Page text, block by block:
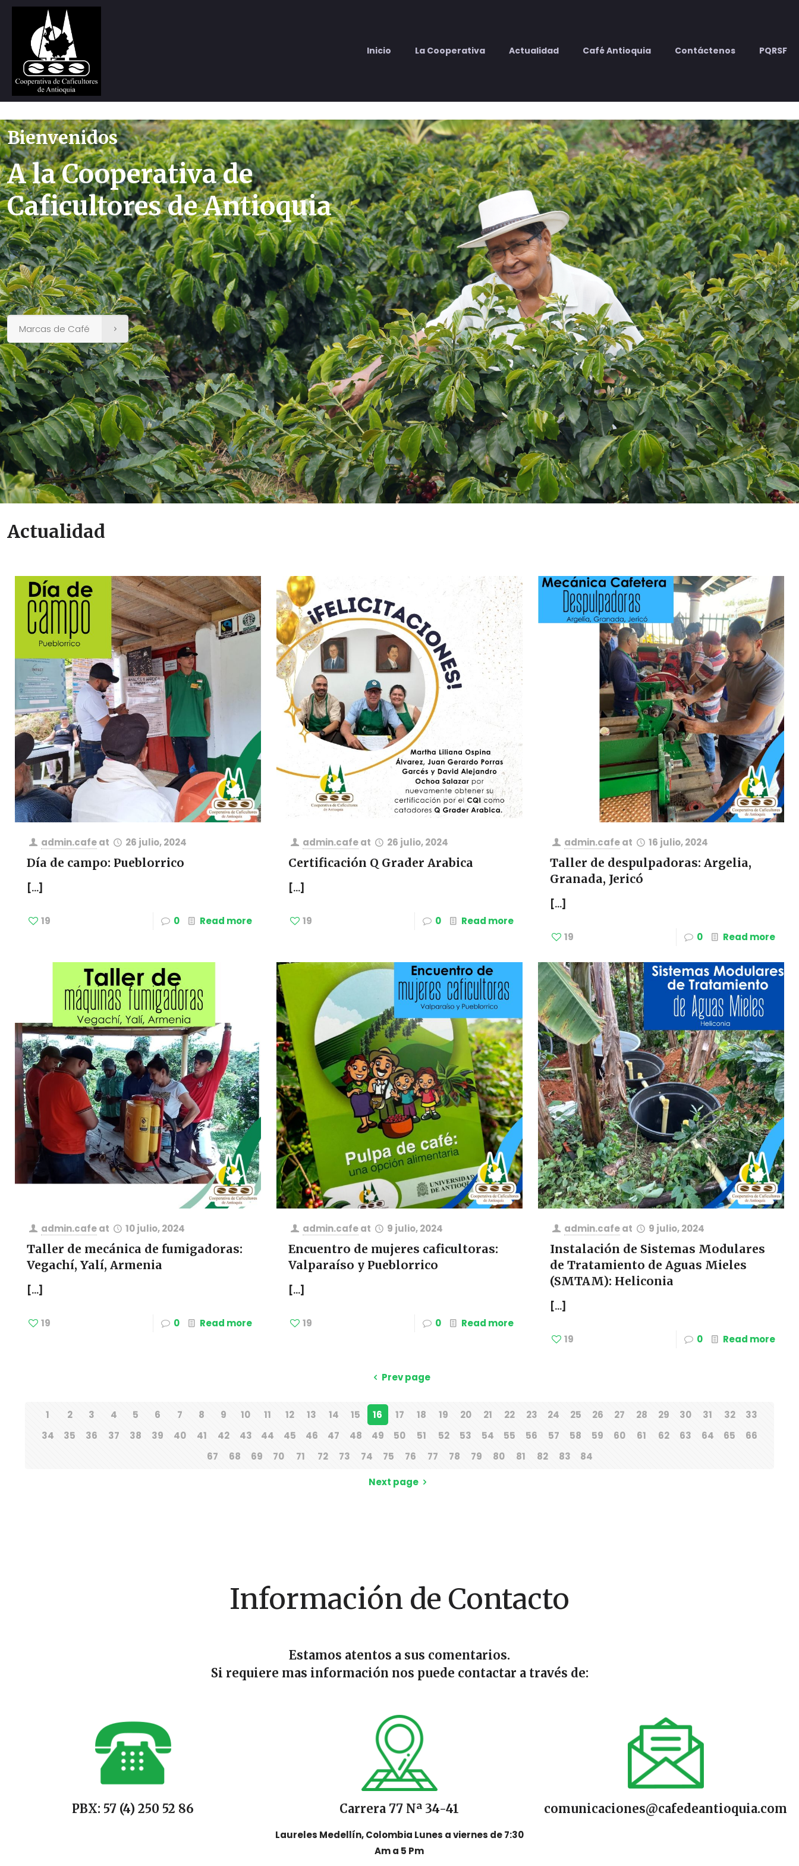
Inicio La Cooperativa Actualidad Café Antioquia Contáctenos PQRSF
Bienvenidos
A la Cooperativa de
Caficultores de Antioquia
Marcas de Café
Actualidad
admin.cafeat 26 julio, 2024
Día de campo: Pueblorrico
[…]
19 0 Read more
admin.cafeat 26 julio, 2024
Certificación Q Grader Arabica
[…]
19 0 Read more
admin.cafeat 16 julio, 2024
Taller de despulpadoras: Argelia,
Granada, Jericó
[…]
19 0 Read more
admin.cafeat 10 julio, 2024
Taller de mecánica de fumigadoras:
Vegachí, Yalí, Armenia
[…]
19 0 Read more
admin.cafeat 9 julio, 2024
Encuentro de mujeres caficultoras:
Valparaíso y Pueblorrico
[…]
19 0 Read more
admin.cafeat 9 julio, 2024
Instalación de Sistemas Modulares
de Tratamiento de Aguas Mieles
(SMTAM): Heliconia
[…]
19 0 Read more
Prev page
1 2 3 4 5 6 7 8 9 10 11 12 13 14 15 16 17 18 19 20 21 22 23 24 25 26 27 28 29 30 31 32
33
34
35 36 37 38 39 40 41 42 43 44 45 46 47 48 49 50 51 52 53 54 55 56 57 58 59 60 61 62 63 64 65
66
67
68 69 70 71 72 73 74 75 76 77 78 79 80 81 82 83 84
Next page
Información de Contacto
Estamos atentos a sus comentarios.
Si requiere mas información nos puede contactar a través de:
PBX: 57 (4) 250 52 86 Carrera 77 Nª 34-41
Laureles Medellín, Colombia Lunes a viernes de 7:30
Am a 5 Pm
comunicaciones@cafedeantioquia.com